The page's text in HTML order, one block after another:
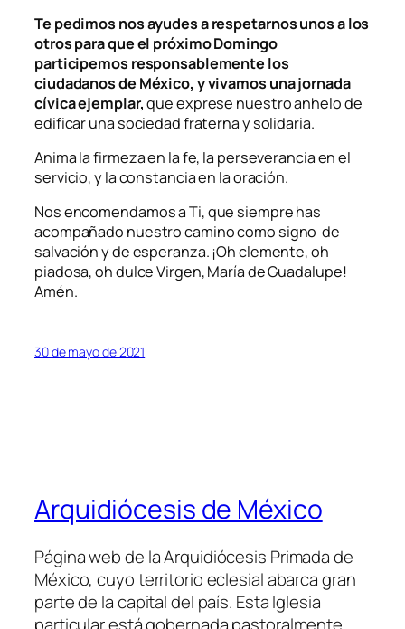
Te pedimos nos ayudes a respetarnos unos a los
otros para que el próximo Domingo
participemos responsablemente los
ciudadanos de México, y vivamos una jornada
cívica ejemplar,que exprese nuestro anhelo de
edificar una sociedad fraterna y solidaria.
Anima la firmeza en la fe, la perseverancia en el
servicio, y la constancia en la oración.
Nos encomendamos a Ti, que siempre has
acompañado nuestro camino como signo de
salvación y de esperanza. ¡Oh clemente, oh
piadosa, oh dulce Virgen, María de Guadalupe!
Amén.
30 de mayo de 2021
Arquidiócesis de México
Página web de la Arquidiócesis Primada de
México, cuyo territorio eclesial abarca gran
parte de la capital del país. Esta Iglesia